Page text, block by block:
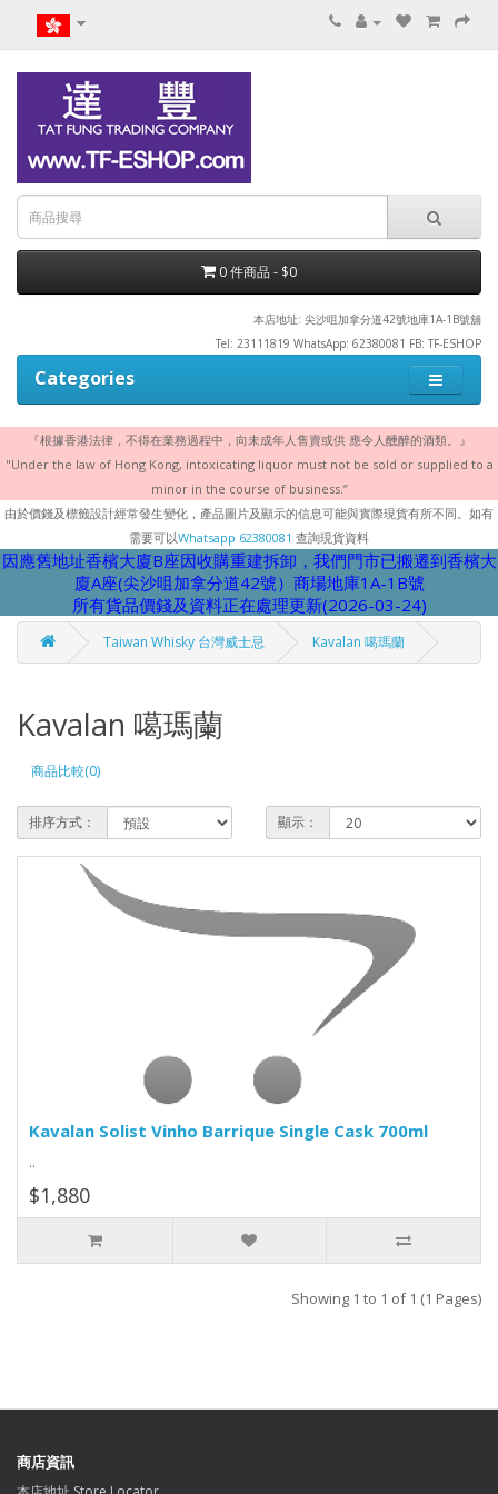
0 件商品 - $0
本店地址: 尖沙咀加拿分道42號地庫1A-1B號舖
Tel: 23111819 WhatsApp: 62380081 FB: TF-ESHOP
Categories
『根據香港法律，不得在業務過程中，向未成年人售賣或供 應令人醺醉的酒類。』
"Under the law of Hong Kong, intoxicating liquor must not be sold or supplied to a
minor in the course of business.”
由於價錢及標籤設計經常發生變化，產品圖片及顯示的信息可能與實際現貨有所不同。如有
需要可以Whatsapp 62380081 查詢現貨資料
因應舊地址香檳大廈B座因收購重建拆卸，我們門市已搬遷到香檳大
廈A座(尖沙咀加拿分道42號）商場地庫1A-1B號
所有貨品價錢及資料正在處理更新(2026-03-24)
Taiwan Whisky 台灣威士忌 Kavalan 噶瑪蘭
Kavalan 噶瑪蘭
商品比較(0)
排序方式： 顯示：
Kavalan Solist Vinho Barrique Single Cask 700ml
..
$1,880
Showing 1 to 1 of 1 (1 Pages)
商店資訊